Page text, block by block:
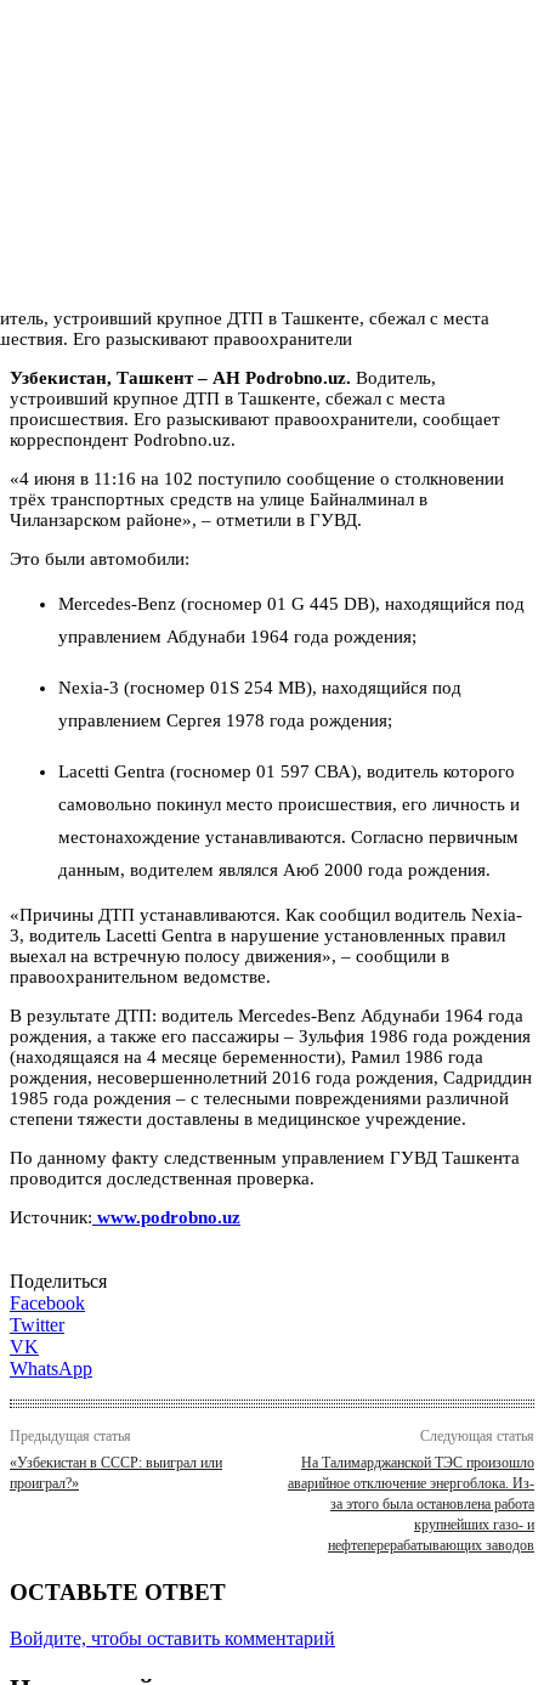
Узбекистан, Ташкент – АН Podrobno.uz. Водитель,
устроивший крупное ДТП в Ташкенте, сбежал с места
происшествия. Его разыскивают правоохранители, сообщает
корреспондент Podrobno.uz.
«4 июня в 11:16 на 102 поступило сообщение о столкновении
трёх транспортных средств на улице Байналминал в
Чиланзарском районе», – отметили в ГУВД.
Это были автомобили:
Mercedes-Benz (госномер 01 G 445 DB), находящийся под
управлением Абдунаби 1964 года рождения;
Nexia-3 (госномер 01S 254 MB), находящийся под
управлением Сергея 1978 года рождения;
Lacetti Gentra (госномер 01 597 СВА), водитель которого
самовольно покинул место происшествия, его личность и
местонахождение устанавливаются. Согласно первичным
данным, водителем являлся Аюб 2000 года рождения.
«Причины ДТП устанавливаются. Как сообщил водитель Nexia-
3, водитель Lacetti Gentra в нарушение установленных правил
выехал на встречную полосу движения», – сообщили в
правоохранительном ведомстве.
В результате ДТП: водитель Mercedes-Benz Абдунаби 1964 года
рождения, а также его пассажиры – Зульфия 1986 года рождения
(находящаяся на 4 месяце беременности), Рамил 1986 года
рождения, несовершеннолетний 2016 года рождения, Садриддин
1985 года рождения – с телесными повреждениями различной
степени тяжести доставлены в медицинское учреждение.
По данному факту следственным управлением ГУВД Ташкента
проводится доследственная проверка.
Источник: www.podrobno.uz
Поделиться
Facebook
Twitter
VK
WhatsApp
Предыдущая статья
«Узбекистан в СССР: выиграл или
проиграл?»
Следующая статья
На Талимарджанской ТЭС произошло
аварийное отключение энергоблока. Из-
за этого была остановлена работа
крупнейших газо- и
нефтеперерабатывающих заводов
ОСТАВЬТЕ ОТВЕТ
Войдите, чтобы оставить комментарий